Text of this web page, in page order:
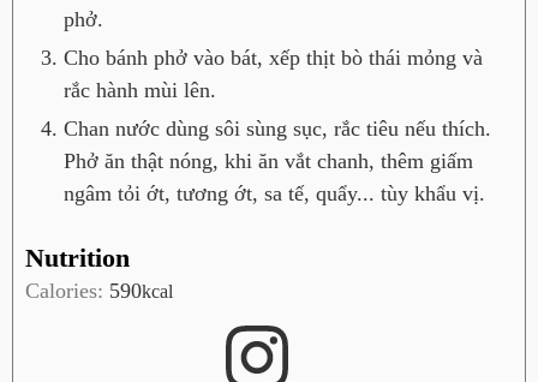
phở.
Cho bánh phở vào bát, xếp thịt bò thái mỏng và
rắc hành mùi lên.
Chan nước dùng sôi sùng sục, rắc tiêu nếu thích.
Phở ăn thật nóng, khi ăn vắt chanh, thêm giấm
ngâm tỏi ớt, tương ớt, sa tế, quẩy... tùy khẩu vị.
Nutrition
Calories: 590kcal